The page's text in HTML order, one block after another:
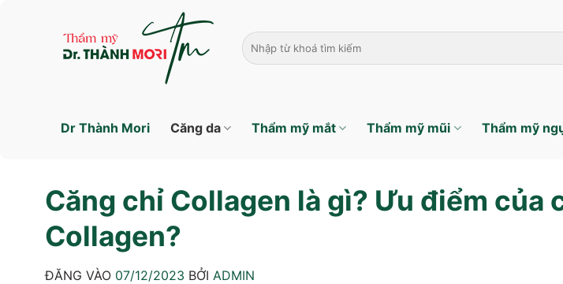
Dr Thành Mori Căng da Thẩm mỹ mắt Thẩm mỹ mũi Thẩm mỹ
Căng chỉ Collagen là gì? Ưu điểm của
Collagen?
ĐĂNG VÀO 07/12/2023 BỞI ADMIN